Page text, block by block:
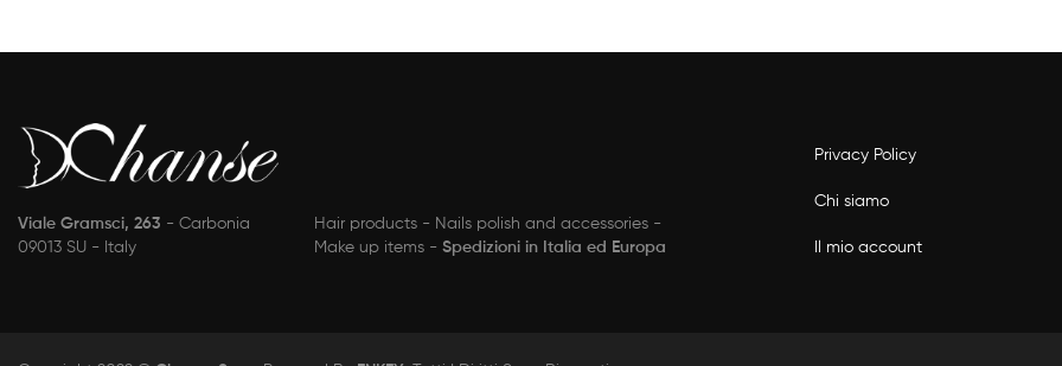
Viale Gramsci, 263 - Carbonia
09013 SU - Italy
Hair products - Nails polish and accessories -
Make up items - Spedizioni in Italia ed Europa
Privacy Policy
Chi siamo
Il mio account